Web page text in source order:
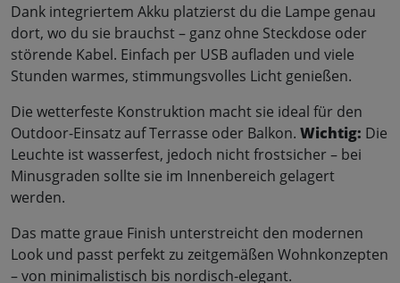
Dank integriertem Akku platzierst du die Lampe genau
dort, wo du sie brauchst – ganz ohne Steckdose oder
störende Kabel. Einfach per USB aufladen und viele
Stunden warmes, stimmungsvolles Licht genießen.
Die wetterfeste Konstruktion macht sie ideal für den
Outdoor-Einsatz auf Terrasse oder Balkon. Wichtig: Die
Leuchte ist wasserfest, jedoch nicht frostsicher – bei
Minusgraden sollte sie im Innenbereich gelagert
werden.
Das matte graue Finish unterstreicht den modernen
Look und passt perfekt zu zeitgemäßen Wohnkonzepten
– von minimalistisch bis nordisch-elegant.